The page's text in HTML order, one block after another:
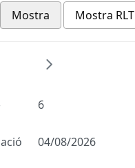
Mostra
Mostra RLT
6
04/08/2026